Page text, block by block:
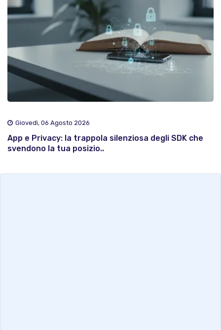
Giovedì, 06 Agosto 2026
App e Privacy: la trappola silenziosa degli SDK che
svendono la tua posizio..